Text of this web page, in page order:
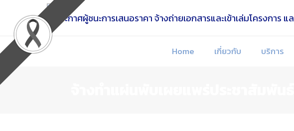
Content
Home เกี่ยวกับ บริการ